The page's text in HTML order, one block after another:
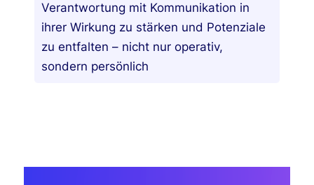
Verantwortung mit Kommunikation in
ihrer Wirkung zu stärken und Potenziale
zu entfalten – nicht nur operativ,
sondern persönlich